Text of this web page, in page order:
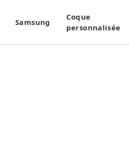
Samsung
Coque
personnalisée